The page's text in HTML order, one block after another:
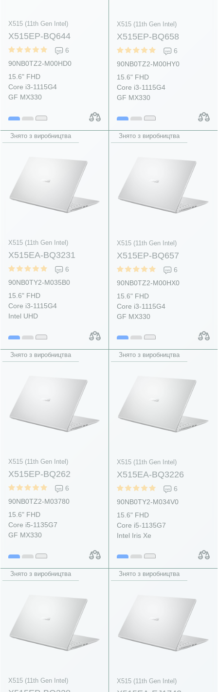
X515 (11th Gen Intel)
X515EP-BQ644
6
90NB0TZ2-M00HD0
15.6" FHD
Core i3-1115G4
GF MX330
X515 (11th Gen Intel)
X515EP-BQ658
6
90NB0TZ2-M00HY0
15.6" FHD
Core i3-1115G4
GF MX330
Знято з виробництва
X515 (11th Gen Intel)
X515EA-BQ3231
6
90NB0TY2-M035B0
15.6" FHD
Core i3-1115G4
Intel UHD
Знято з виробництва
X515 (11th Gen Intel)
X515EP-BQ657
6
90NB0TZ2-M00HX0
15.6" FHD
Core i3-1115G4
GF MX330
Знято з виробництва
X515 (11th Gen Intel)
X515EP-BQ262
6
90NB0TZ2-M03780
15.6" FHD
Core i5-1135G7
GF MX330
Знято з виробництва
X515 (11th Gen Intel)
X515EA-BQ3226
6
90NB0TY2-M034V0
15.6" FHD
Core i5-1135G7
Intel Iris Xe
Знято з виробництва
X515 (11th Gen Intel)
Знято з виробництва
X515 (11th Gen Intel)